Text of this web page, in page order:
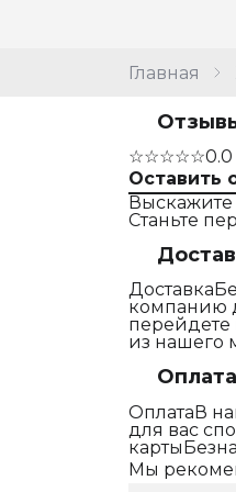
Главная
☆☆☆☆☆0.0
Оставить
Станьте
компанию
перейдете
из нашего
Оплата
ОплатаВ
для вас
Мы